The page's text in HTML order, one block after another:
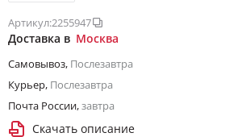
Артикул:2255947
Доставка в Москва
Самовывоз, Послезавтра
Курьер, Послезавтра
Почта России,завтра
Скачать описание